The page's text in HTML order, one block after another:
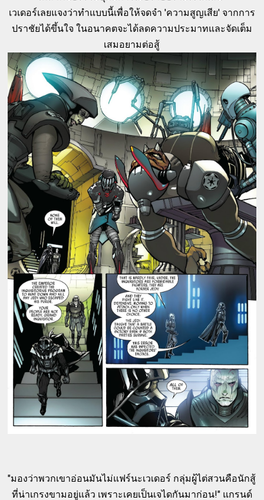
เวเดอร์เลยแจงว่าทำแบบนี้เพื่อให้จดจำ 'ความสูญเสีย' จากการ
ปราชัยได้ขึ้นใจ ในอนาคตจะได้ลดความประมาทและจัดเต็ม
เสมอยามต่อสู้
"มองว่าพวกเขาอ่อนมันไม่แฟร์นะเวเดอร์ กลุ่มผู้ไต่สวนคือนักสู้
ที่น่าเกรงขามอยู่แล้ว เพราะเคยเป็นเจไดกันมาก่อน!" แกรนด์